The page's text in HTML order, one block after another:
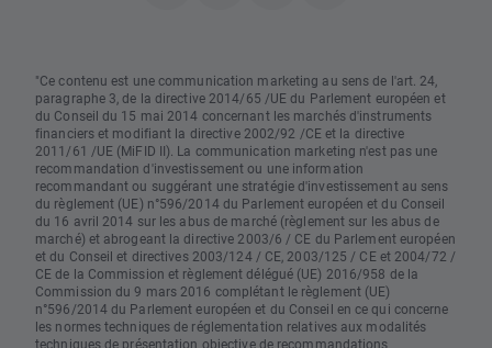
"Ce contenu est une communication marketing au sens de l'art. 24,
paragraphe 3, de la directive 2014/65 /UE du Parlement européen et
du Conseil du 15 mai 2014 concernant les marchés d'instruments
financiers et modifiant la directive 2002/92 /CE et la directive
2011/61 /UE (MiFID II). La communication marketing n'est pas une
recommandation d'investissement ou une information
recommandant ou suggérant une stratégie d'investissement au sens
du règlement (UE) n°596/2014 du Parlement européen et du Conseil
du 16 avril 2014 sur les abus de marché (règlement sur les abus de
marché) et abrogeant la directive 2003/6 / CE du Parlement européen
et du Conseil et directives 2003/124 / CE, 2003/125 / CE et 2004/72 /
CE de la Commission et règlement délégué (UE) 2016/958 de la
Commission du 9 mars 2016 complétant le règlement (UE)
n°596/2014 du Parlement européen et du Conseil en ce qui concerne
les normes techniques de réglementation relatives aux modalités
techniques de présentation objective de recommandations